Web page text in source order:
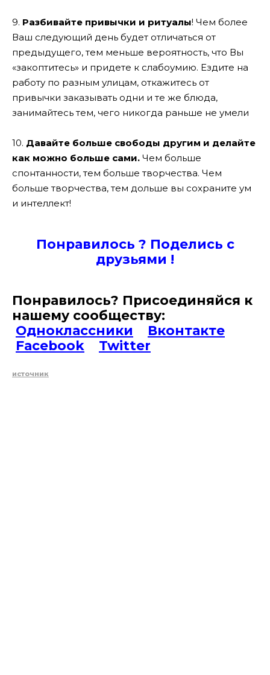
9. Разбивайте привычки и ритуалы! Чем более
Ваш следующий день будет отличаться от
предыдущего, тем меньше вероятность, что Вы
«закоптитесь» и придете к слабоумию. Ездите на
работу по разным улицам, откажитесь от
привычки заказывать одни и те же блюда,
занимайтесь тем, чего никогда раньше не умели
10. Давайте больше свободы другим и делайте
как можно больше сами. Чем больше
спонтанности, тем больше творчества. Чем
больше творчества, тем дольше вы сохраните ум
и интеллект!
Понравилось ? Поделись с
друзьями !
Понравилось? Присоединяйся к
нашему сообществу:
Одноклассники
Вконтакте
Facebook
Twitter
источник